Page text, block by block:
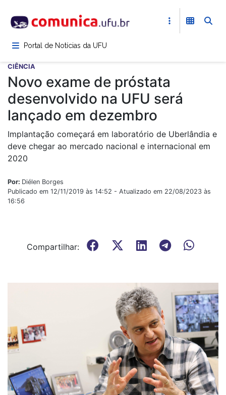
para
conteúdoPortal de Notícias da UFU
CIÊNCIA
Novo exame de próstata
desenvolvido na UFU será
lançado em dezembro
Implantação começará em laboratório de Uberlândia e
deve chegar ao mercado nacional e internacional em
2020
Por: Diélen Borges
Publicado em 12/11/2019 às 14:52 - Atualizado em 22/08/2023 às
16:56
Compartilhar: